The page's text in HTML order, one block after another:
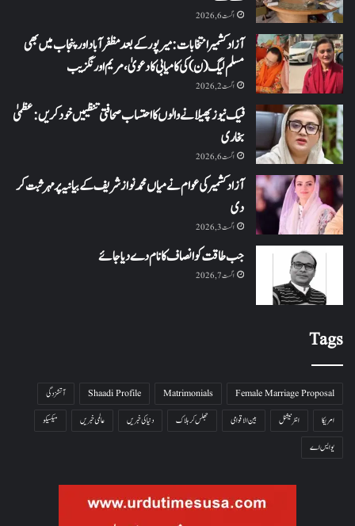
اگست 6, 2026
آزاد کشمیر انتخابات: میرپور کے بعد مظفرآباد اور پنجاب میں بھی
مسلم لیگ (ن) کی کامیابی کا دعویٰ، مریم اورنگزیب
اگست 2, 2026
فیک نیوز پھیلانے والوں کا احتساب صحافتی تنظیمیں خود کریں: عظمیٰ
بخاری
اگست 6, 2026
آزاد کشمیر کی عوام نے میاں محمد نواز شریف کے بیانیہ پر مہر ثبت کر
دی
اگست 3, 2026
جب طاقت کو انصاف کا نام دے دیا جائے
اگست 7, 2026
Tags
Female Marriage Proposal
Matrimonials
Shaadi Profile
آتشزدگی
امریکا
انٹرنیشنل بین الاقوامی جھلس کر ہلاک دنیا کی خبریں عالمی خبریں
میکسیکو
یو ایس اے